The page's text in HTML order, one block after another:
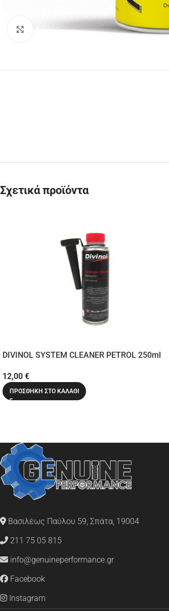
Κάντε κλικ για μεγέθυνση
Σχετικά προϊόντα
DIVINOL SYSTEM CLEANER PETROL 250ml
12,00 €
ΠΡΟΣΘΉΚΗ ΣΤΟ ΚΑΛΆΘΙ
Βασιλέως Παύλου 59, Σπάτα, 19004
211 75 05 815
info@genuineperformance.gr
Facebook
Instagram